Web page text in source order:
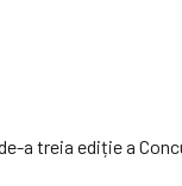
a treia ediție a